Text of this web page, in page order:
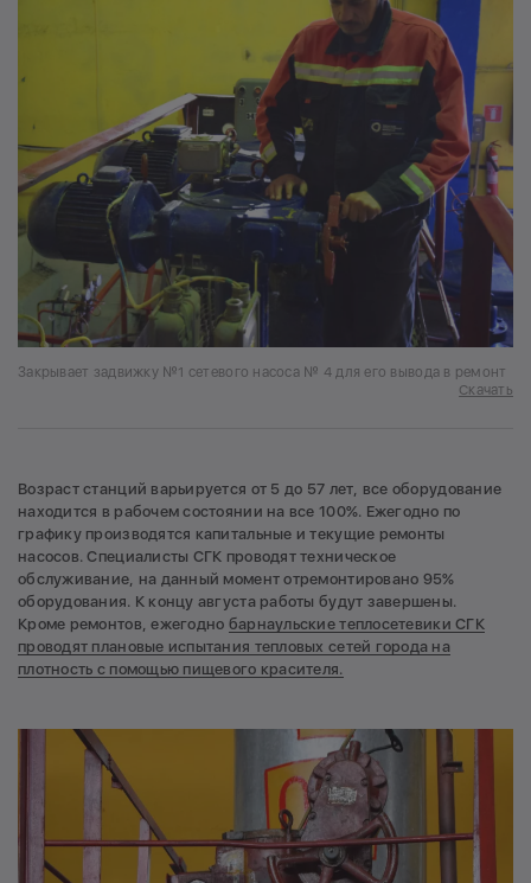
Закрывает задвижку №1 сетевого насоса № 4 для его вывода в ремонт
Скачать
Возраст станций варьируется от 5 до 57 лет, все оборудование
находится в рабочем состоянии на все 100%. Ежегодно по
графику производятся капитальные и текущие ремонты
насосов. Специалисты СГК проводят техническое
обслуживание, на данный момент отремонтировано 95%
оборудования. К концу августа работы будут завершены.
Кроме ремонтов, ежегодно барнаульские теплосетевики СГК
проводят плановые испытания тепловых сетей города на
плотность с помощью пищевого красителя.